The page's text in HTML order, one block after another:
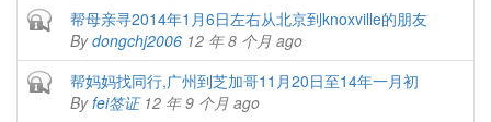
Closed topic帮母亲寻2014年1月6日左右从北京到knoxville的朋友
Bydongchj2006 12 年 8 个月 ago
Closed topic帮妈妈找同行,广州到芝加哥11月20日至14年一月初
Byfei签证12 年 9 个月 ago